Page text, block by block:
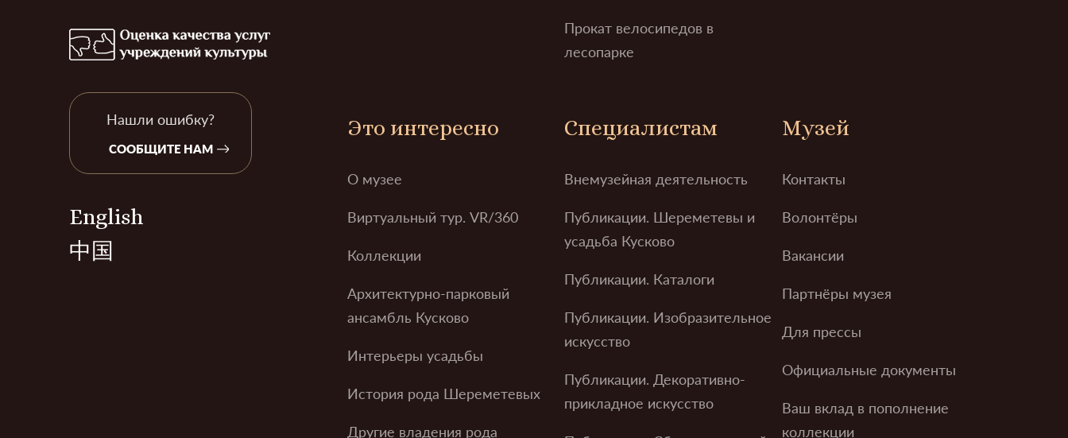
Нашли ошибку?
СООБЩИТЕ НАМ
English
中国
Прокат велосипедов в
лесопарке
Это интересно
О музее
Виртуальный тур. VR/360
Коллекции
Архитектурно-парковый
ансамбль Кусково
Интерьеры усадьбы
История рода Шереметевых
Другие владения рода
Специалистам
Внемузейная деятельность
Публикации. Шереметевы и
усадьба Кусково
Публикации. Каталоги
Публикации. Изобразительное
искусство
Публикации. Декоративно-
прикладное искусство
Музей
Контакты
Волонтёры
Вакансии
Партнёры музея
Для прессы
Официальные документы
Ваш вклад в пополнение
коллекции